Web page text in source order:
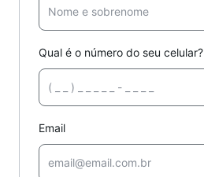
Qual é o número do seu celular?
Email